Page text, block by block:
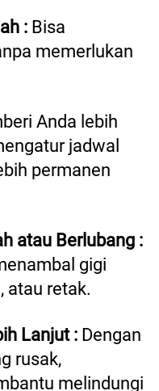
: Bisa
memerlukan
Anda lebih
jadwal
permanen
atau Berlubang :
gigi
atau retak.
Lanjut : Dengan
rusak,
melindungi